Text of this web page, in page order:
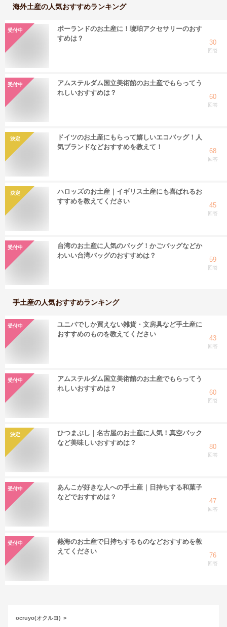
海外土産の人気おすすめランキング
受付中
ポーランドのお土産に！琥珀アクセサリーのおす
すめは？
30
回答
受付中
アムステルダム国立美術館のお土産でもらってう
れしいおすすめは？
60
回答
決定
ドイツのお土産にもらって嬉しいエコバッグ！人
気ブランドなどおすすめを教えて！
68
回答
決定
ハロッズのお土産｜イギリス土産にも喜ばれるお
すすめを教えてください
45
回答
受付中
台湾のお土産に人気のバッグ！かごバッグなどか
わいい台湾バッグのおすすめは？
59
回答
手土産の人気おすすめランキング
受付中
ユニバでしか買えない雑貨・文房具など手土産に
おすすめのものを教えてください
43
回答
受付中
アムステルダム国立美術館のお土産でもらってう
れしいおすすめは？
60
回答
決定
ひつまぶし｜名古屋のお土産に人気！真空パック
など美味しいおすすめは？
80
回答
受付中
あんこが好きな人への手土産｜日持ちする和菓子
などでおすすめは？
47
回答
受付中
熱海のお土産で日持ちするものなどおすすめを教
えてください
76
回答
ocruyo(オクルヨ)